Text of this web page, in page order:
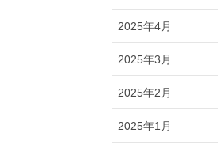
2025年4月
2025年3月
2025年2月
2025年1月